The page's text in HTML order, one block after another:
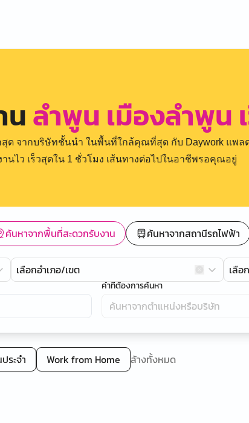
นลำพูน เมืองลำพูน
ด จากบริษัทชั้นนำ ในพื้นที่ใกล้คุณที่สุด กับ Daywork แพ
านไว เร็วสุดใน 1 ชั่วโมง เส้นทางต่อไปในอาชีพรอคุณอยู่
ค้นหาจากพื้นที่สะดวกรับงาน ค้นหาจากสถานีรถไฟฟ้า
เลือกอำเภอ/เขต เลือ
คำที่ต้องการค้นหา
ระจำ Work from Home ล้างทั้งหมด